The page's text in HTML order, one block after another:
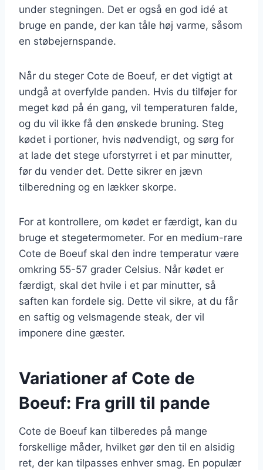
under stegningen. Det er også en god idé at
bruge en pande, der kan tåle høj varme, såsom
en støbejernspande.
Når du steger Cote de Boeuf, er det vigtigt at
undgå at overfylde panden. Hvis du tilføjer for
meget kød på én gang, vil temperaturen falde,
og du vil ikke få den ønskede bruning. Steg
kødet i portioner, hvis nødvendigt, og sørg for
at lade det stege uforstyrret i et par minutter,
før du vender det. Dette sikrer en jævn
tilberedning og en lækker skorpe.
For at kontrollere, om kødet er færdigt, kan du
bruge et stegetermometer. For en medium-rare
Cote de Boeuf skal den indre temperatur være
omkring 55-57 grader Celsius. Når kødet er
færdigt, skal det hvile i et par minutter, så
saften kan fordele sig. Dette vil sikre, at du får
en saftig og velsmagende steak, der vil
imponere dine gæster.
Variationer af Cote de
Boeuf: Fra grill til pande
Cote de Boeuf kan tilberedes på mange
forskellige måder, hvilket gør den til en alsidig
ret, der kan tilpasses enhver smag. En populær